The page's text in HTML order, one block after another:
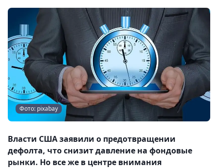
Фото: pixabay
Власти США заявили о предотвращении
дефолта, что снизит давление на фондовые
рынки. Но все же в центре внимания